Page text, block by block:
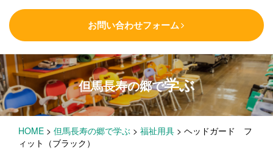
お問い合わせフォーム
楽しむ
学 ぶ(健康福祉)
泊まる(宿泊)
但馬長寿の郷で学ぶ
HOME > 但馬長寿の郷で学ぶ > 福祉用具 > ヘッドガード フ
ィット（ブラック）